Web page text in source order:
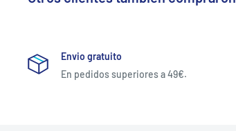
Envio gratuito
En pedidos superiores a 49€.